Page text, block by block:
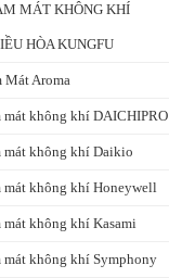
MÁT KHÔNG KHÍ
HÒA KUNGFU
Mát Aroma
mát không khí DAICHIPRO
mát không khí Daikio
mát không khí Honeywell
mát không khí Kasami
mát không khí Symphony